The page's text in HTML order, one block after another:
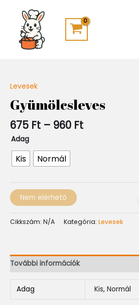
content
Levesek
Gyümölcsleves
675 Ft – 960 Ft
-
960 Ft
Adag
Kis Normál
Nem elérhető
Cikkszám: N/A Kategória: Levesek
További információk
Adag Kis, Normál